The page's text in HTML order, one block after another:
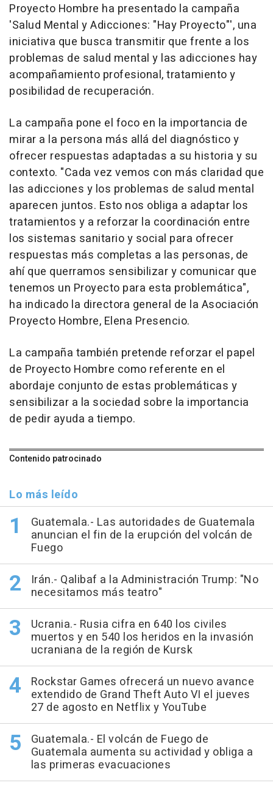
Proyecto Hombre ha presentado la campaña
'Salud Mental y Adicciones: "Hay Proyecto"', una
iniciativa que busca transmitir que frente a los
problemas de salud mental y las adicciones hay
acompañamiento profesional, tratamiento y
posibilidad de recuperación.
La campaña pone el foco en la importancia de
mirar a la persona más allá del diagnóstico y
ofrecer respuestas adaptadas a su historia y su
contexto. "Cada vez vemos con más claridad que
las adicciones y los problemas de salud mental
aparecen juntos. Esto nos obliga a adaptar los
tratamientos y a reforzar la coordinación entre
los sistemas sanitario y social para ofrecer
respuestas más completas a las personas, de
ahí que querramos sensibilizar y comunicar que
tenemos un Proyecto para esta problemática",
ha indicado la directora general de la Asociación
Proyecto Hombre, Elena Presencio.
La campaña también pretende reforzar el papel
de Proyecto Hombre como referente en el
abordaje conjunto de estas problemáticas y
sensibilizar a la sociedad sobre la importancia
de pedir ayuda a tiempo.
Contenido patrocinado
Lo más leído
Guatemala.- Las autoridades de Guatemala
anuncian el fin de la erupción del volcán de
Fuego
Irán.- Qalibaf a la Administración Trump: "No
necesitamos más teatro"
Ucrania.- Rusia cifra en 640 los civiles
muertos y en 540 los heridos en la invasión
ucraniana de la región de Kursk
Rockstar Games ofrecerá un nuevo avance
extendido de Grand Theft Auto VI el jueves
27 de agosto en Netflix y YouTube
Guatemala.- El volcán de Fuego de
Guatemala aumenta su actividad y obliga a
las primeras evacuaciones